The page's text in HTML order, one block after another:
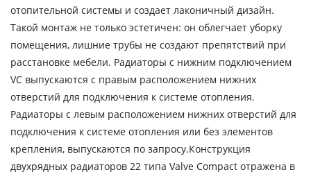
отопительной системы и создает лаконичный дизайн.
Такой монтаж не только эстетичен: он облегчает уборку
помещения, лишние трубы не создают препятствий при
расстановке мебели. Радиаторы с нижним подключением
VC выпускаются с правым расположением нижних
отверстий для подключения к системе отопления.
Радиаторы с левым расположением нижних отверстий для
подключения к системе отопления или без элементов
крепления, выпускаются по запросу.Конструкция
двухрядных радиаторов 22 типа Valve Compact отражена в